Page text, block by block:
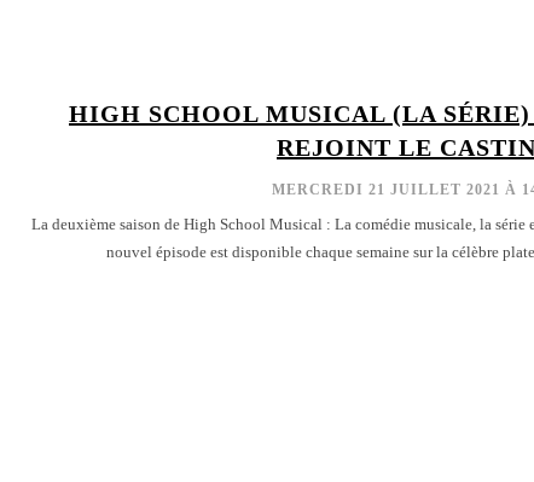
HIGH SCHOOL MUSICAL (LA
REJOINT LE
MERCREDI 21 JUILLET 2021 À
La deuxième saison de High School Musical : La comédie musicale, la série
nouvel épisode est disponible chaque semaine sur la célèbre